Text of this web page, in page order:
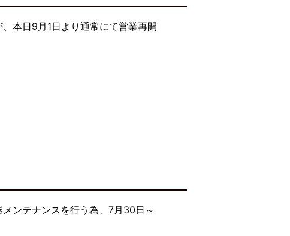
本日9月1日より通常にて営業再開
ンテナンスを行う為、7月30日～